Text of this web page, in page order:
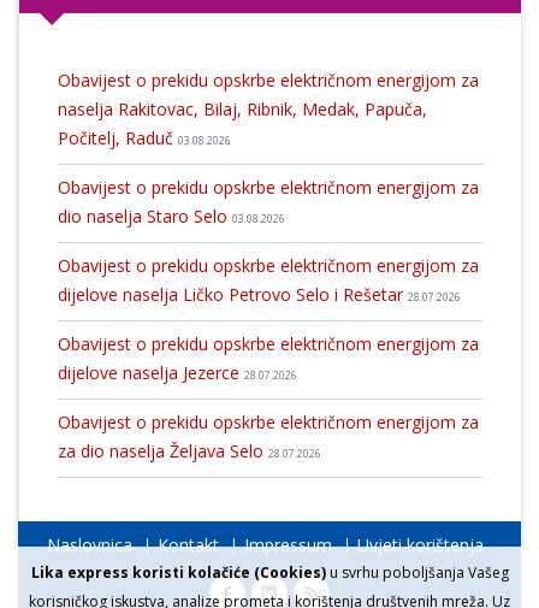
Lika express koristi kolačiće (Cookies)u svrhu poboljšanja Vašeg
korisničkog iskustva, analize prometa i korištenja društvenih mreža. Uz
Obavijest o prekidu opskrbe električnom energijom za
naselja Rakitovac, Bilaj, Ribnik, Medak, Papuča,
Počitelj, Raduč 03.08.2026
Obavijest o prekidu opskrbe električnom energijom za
dio naselja Staro Selo 03.08.2026
Obavijest o prekidu opskrbe električnom energijom za
dijelove naselja Ličko Petrovo Selo i Rešetar 28.07.2026
Obavijest o prekidu opskrbe električnom energijom za
dijelove naselja Jezerce 28.07.2026
Obavijest o prekidu opskrbe električnom energijom za
za dio naselja Željava Selo 28.07.2026
Naslovnica Kontakt Impressum Uvjeti korištenja